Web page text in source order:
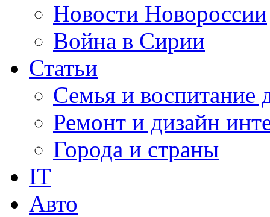
Новости Новороссии
Война в Сирии
Статьи
Семья и воспитание
Ремонт и дизайн
Города и страны
IT
Авто